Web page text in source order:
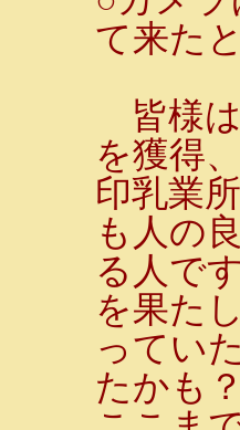
て来た
皆様
を獲得
印乳業
も人の
る人で
を果た
ってい
たかも